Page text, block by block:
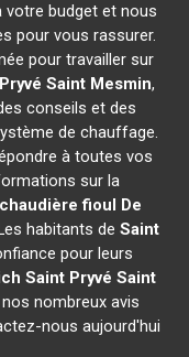
budget et nous
pour vous rassurer.
pour travailler sur
Saint Mesmin,
conseils et des
de chauffage.
à toutes vos
sur la
chaudière fioul De
habitants de Saint
pour leurs
Saint Pryvé Saint
nombreux avis
nous aujourd'hui